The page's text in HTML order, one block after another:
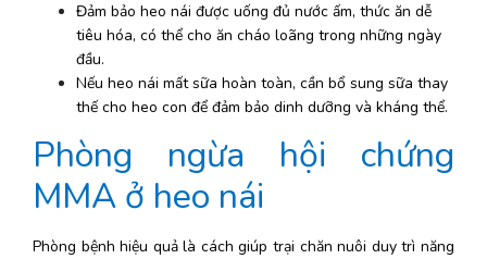
Đảm bảo heo nái được uống đủ nước ấm, thức ăn dễ
tiêu hóa, có thể cho ăn cháo loãng trong những ngày
đầu.
Nếu heo nái mất sữa hoàn toàn, cần bổ sung sữa thay
thế cho heo con để đảm bảo dinh dưỡng và kháng thể.
Phòng ngừa hội chứng
MMA ở heo nái
Phòng bệnh hiệu quả là cách giúp trại chăn nuôi duy trì năng